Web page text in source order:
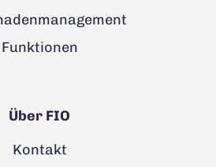
Funktionen
Über FIO
Kontakt